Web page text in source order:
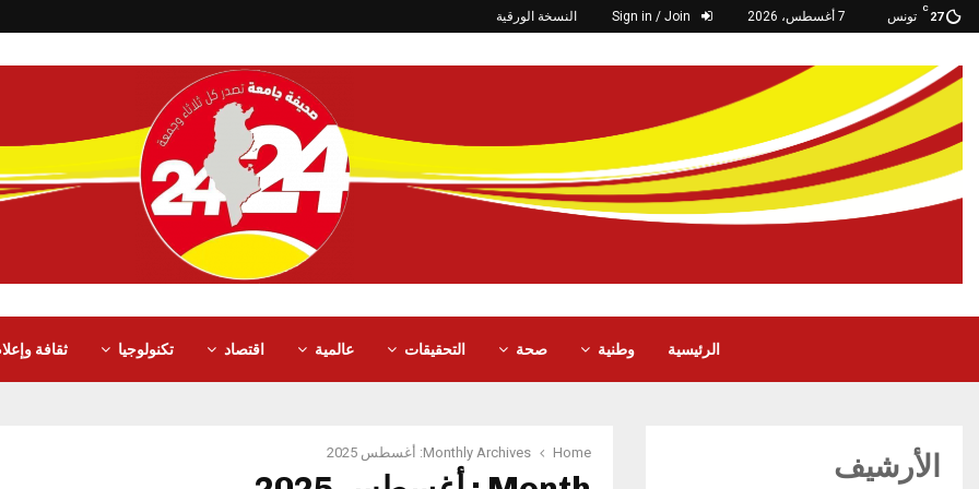
27
C
تونس 7 أغسطس، 2026 النسخة الورقية
الرئيسية وطنية صحة التحقيقات عالمية اقتصاد تكنولوجيا ثقافة
Home Monthly Archives: أغسطس 2025 الأرشيف